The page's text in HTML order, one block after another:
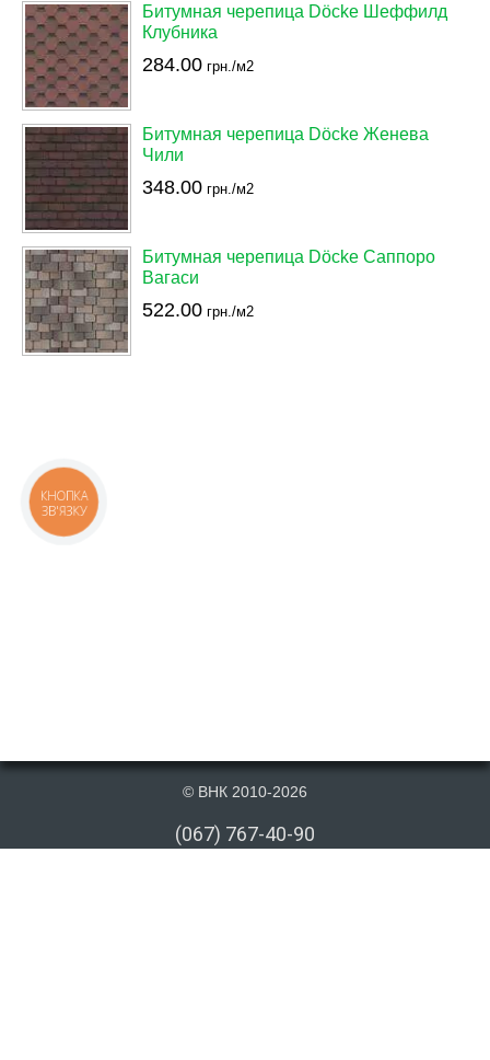
Битумная черепица Döcke Шеффилд
Клубника
284.00 грн./м2
Битумная черепица Döcke Женева
Чили
348.00 грн./м2
Битумная черепица Döcke Саппоро
Вагаси
522.00 грн./м2
© ВНК 2010-2026
(067) 767-40-90
КНОПКА
ЗВ'ЯЗКУ